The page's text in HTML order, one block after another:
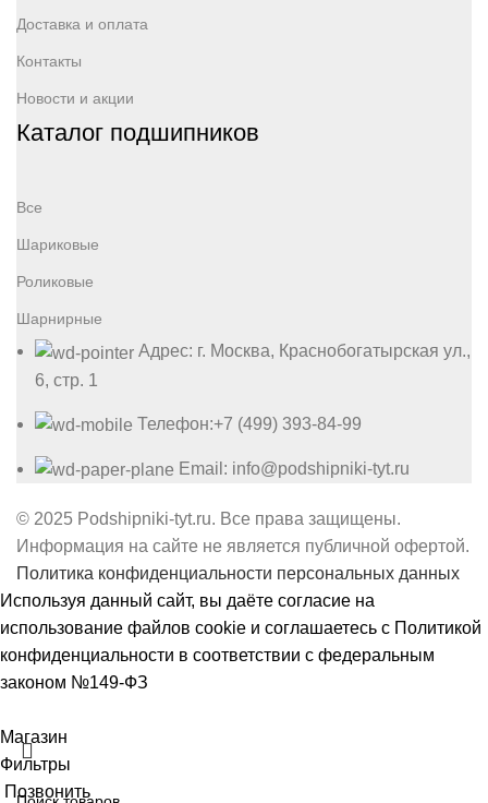
Доставка и оплата
Контакты
Новости и акции
Каталог подшипников
Все
Шариковые
Роликовые
Шарнирные
Адрес: г. Москва, Краснобогатырская ул.,
6, стр. 1
Телефон:+7 (499) 393-84-99
Email: info@podshipniki-tyt.ru
© 2025 Podshipniki-tyt.ru. Все права защищены.
Информация на сайте не является публичной офертой.
Политика конфиденциальности персональных данных
Используя данный сайт, вы даёте согласие на
использование файлов cookie и соглашаетесь с Политикой
конфиденциальности в соответствии с федеральным
законом №149-ФЗ
Магазин
Фильтры
Позвонить